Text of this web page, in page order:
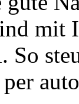
mit
So